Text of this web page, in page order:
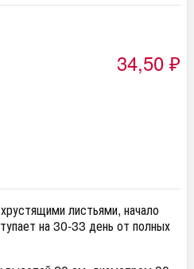
34,50 ₽
листьями, начало
на 30-33 день от полных